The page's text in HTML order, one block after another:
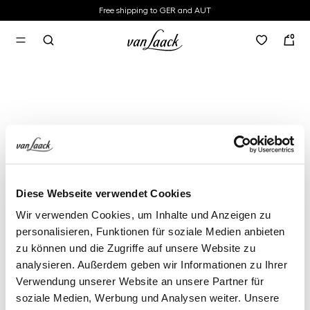
Diese Webseite verwendet Cookies
Wir verwenden Cookies, um Inhalte und Anzeigen zu
personalisieren, Funktionen für soziale Medien anbieten
zu können und die Zugriffe auf unsere Website zu
analysieren. Außerdem geben wir Informationen zu Ihrer
Verwendung unserer Website an unsere Partner für
soziale Medien, Werbung und Analysen weiter. Unsere
Free shipping to GER and AUT
0